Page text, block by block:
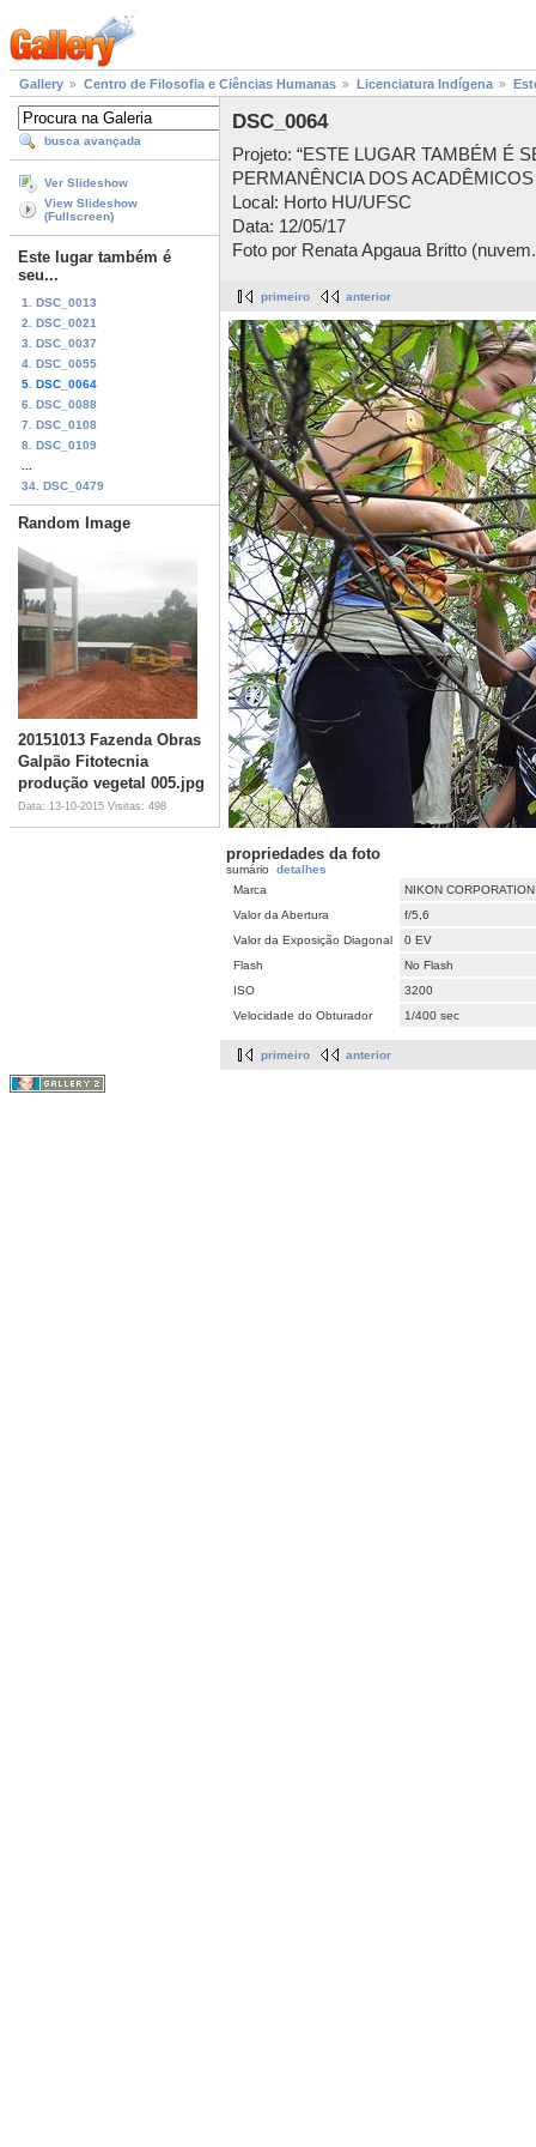
Gallery Centro de Filosofia e Ciências Humanas Licenciatura Indígena
busca avançada
Ver Slideshow
View Slideshow
(Fullscreen)
Este lugar também é
seu...
1. DSC_0013
2. DSC_0021
3. DSC_0037
4. DSC_0055
5. DSC_0064
6. DSC_0088
7. DSC_0108
8. DSC_0109
34. DSC_0479
Random Image
20151013 Fazenda Obras
Galpão Fitotecnia
produção vegetal 005.jpg
Data: 13-10-2015 Visitas: 498
DSC_0064
Projeto: “ESTE LUGAR TAMBÉM É
PERMANÊNCIA DOS
Local: Horto HU/UFSC
Data: 12/05/17
Foto por Renata Apgaua Britto
primeiro anterior
propriedades da foto
sumário detalhes
Marca
NIKON CORPORATION
Valor da Abertura
f/5,6
Valor da Exposição Diagonal
0 EV
Flash
No Flash
ISO
3200
Velocidade do Obturador
1/400 sec
primeiro anterior